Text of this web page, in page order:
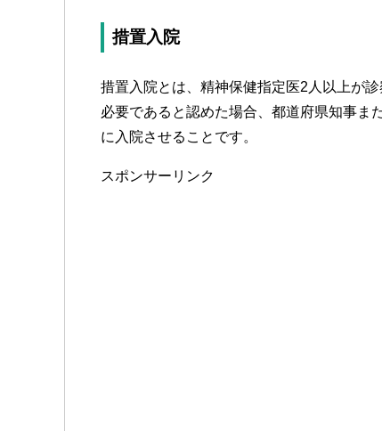
措置入院
措置入院とは、精神保健指定医2人以上が
必要であると認めた場合、都道府県知事ま
に入院させることです。
スポンサーリンク